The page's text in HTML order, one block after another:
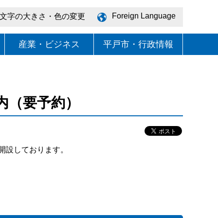
文字の大きさ・色の変更 Foreign Language
産業・ビジネス 平戸市・行政情報
要予約）
しております。